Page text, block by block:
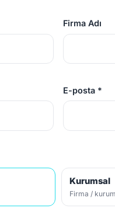
Firma Adı
E-posta *
Kurumsal
Firma /